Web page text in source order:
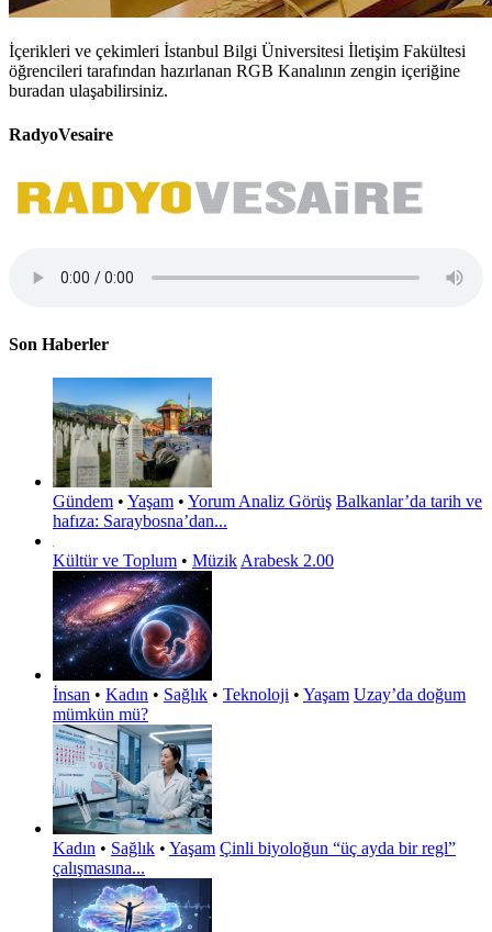
İçerikleri ve çekimleri İstanbul Bilgi Üniversitesi İletişim Fakültesi
öğrencileri tarafından hazırlanan RGB Kanalının zengin içeriğine
buradan ulaşabilirsiniz.
RadyoVesaire
Son Haberler
Gündem • Yaşam • Yorum Analiz Görüş Balkanlar’da tarih ve
hafıza: Saraybosna’dan...
Kültür ve Toplum • MüzikArabesk 2.00
İnsan • Kadın • Sağlık • Teknoloji • Yaşam Uzay’da doğum
mümkün mü?
Kadın • Sağlık • Yaşam Çinli biyoloğun “üç ayda bir regl”
çalışmasına...